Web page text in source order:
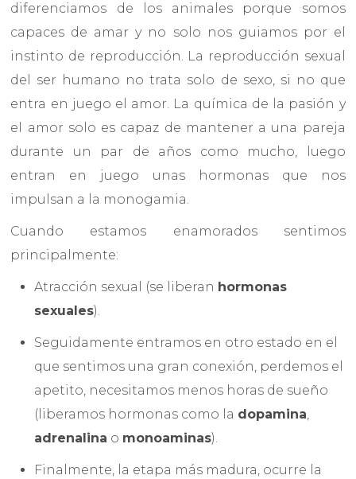
diferenciamos de los animales porque somos
capaces de amar y no solo nos guiamos por el
instinto de reproducción. La reproducción sexual
del ser humano no trata solo de sexo, si no que
entra en juego el amor. La química de la pasión y
el amor solo es capaz de mantener a una pareja
durante un par de años como mucho, luego
entran en juego unas hormonas que nos
impulsan a la monogamia.
Cuando estamos enamorados sentimos
principalmente:
Atracción sexual (se liberan hormonas
sexuales).
Seguidamente entramos en otro estado en el
que sentimos una gran conexión, perdemos el
apetito, necesitamos menos horas de sueño
(liberamos hormonas como la dopamina,
adrenalina o monoaminas).
Finalmente, la etapa más madura, ocurre la